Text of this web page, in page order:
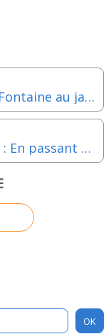
Férel - Spectacle : Fables de La Fontaine au jardin - Mercredi 31 mai 2023
La Baule / Chapelle Sainte Anne : En passant par Broadway avec l'ensemble vocal "Euterpia-Choeur de la Baule - Vendredi 19 et samedi 20 mai 2023